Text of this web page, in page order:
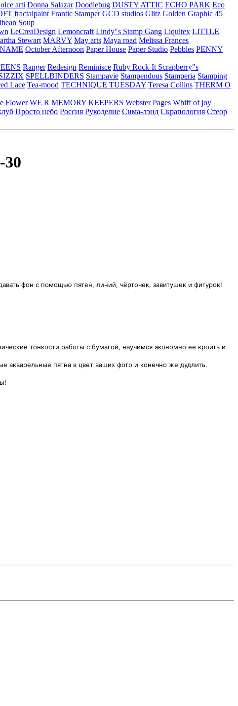
arti Donna Salazar Doodlebug DUSTY ATTIC ECHO PARK Eco
fractalpaint Frantic Stamper GCD studios Glitz Golden Graphic 45
Soup
LeCreaDesign Lemoncraft Lindy"s Stamp Gang Liquitex LITTLE
Stewart MARVY May arts Maya road Melissa Frances
October Afternoon Paper House Paper Studio Pebbles PENNY
Ranger Redesign Reminisce Ruby Rock-It Scrapberry"s
SPELLBINDERS Stampavie Stampendous Stamperia Stamping
Lace Tea-mood TECHNIQUE TUESDAY Teresa Collins THERM O
Flower WE R MEMORY KEEPERS Webster Pages Whiff of joy
Просто небо Россия Рукоделие Сима-лэнд Скрапология Стеор
фон с помощью пятен, линий, чёрточек, завитушек и фигурок!
тонкости работы с бумагой, научимся экономно ее кроить и
акварельные пятна в цвет ваших фото и конечно же дудлить.